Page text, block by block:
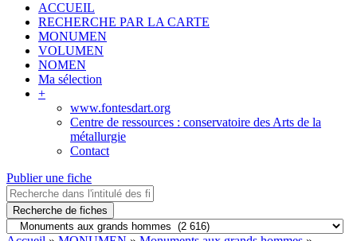
ACCUEIL
RECHERCHE PAR LA CARTE
MONUMEN
VOLUMEN
NOMEN
Ma sélection
+
www.fontesdart.org
Centre de ressources : conservatoire des Arts de la
métallurgie
Contact
Publier une fiche
Recherche de fiches